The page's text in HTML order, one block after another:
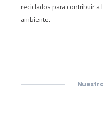
reciclados para contribuir
ambiente.